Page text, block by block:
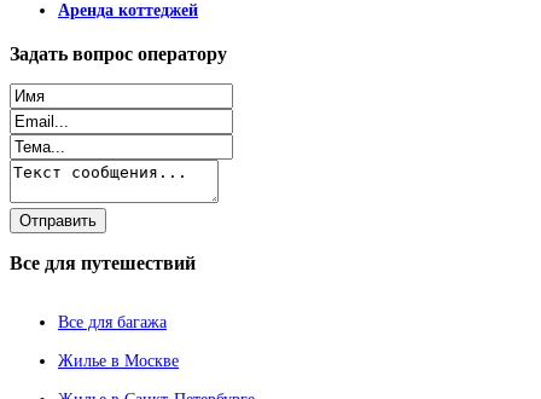
Аренда коттеджей
Задать вопрос оператору
Все для путешествий
Все для багажа
Жилье в Москве